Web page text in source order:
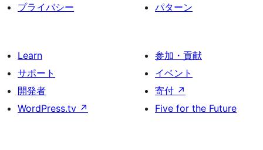
プライバシー
パターン
Learn
サポート
開発者
WordPress.tv ↗
参加・貢献
イベント
寄付 ↗
Five for the Future